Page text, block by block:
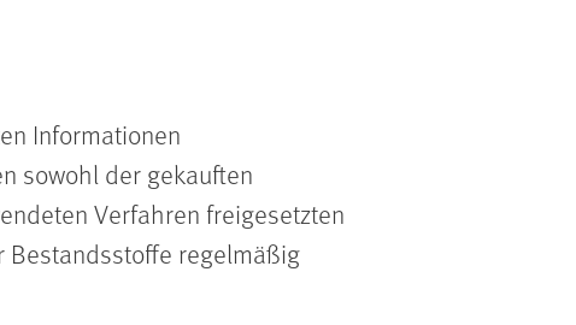
Informationen
sowohl der gekauften
Verfahren freigesetzten
Bestandsstoffe regelmäßig